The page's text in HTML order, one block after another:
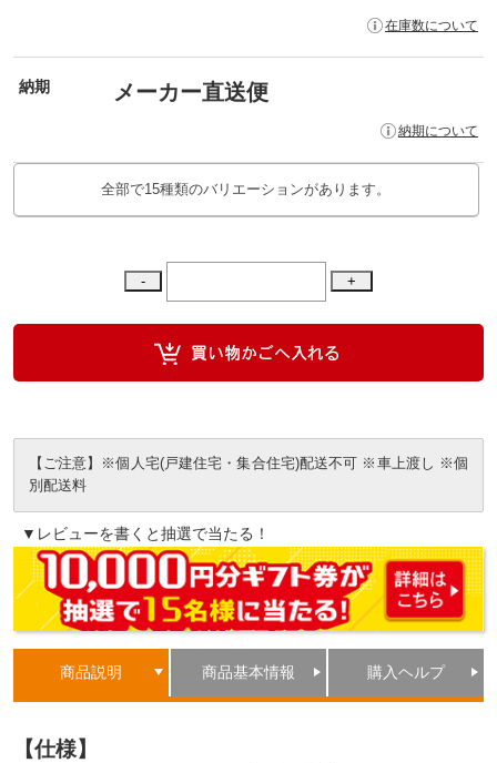
在庫数について
納期 メーカー直送便
納期について
全部で15種類のバリエーションがあります。
【ご注意】※個人宅(戸建住宅・集合住宅)配送不可 ※車上渡し ※個
別配送料
▼レビューを書くと抽選で当たる！
商品説明 商品基本情報 購入ヘルプ
【仕様】